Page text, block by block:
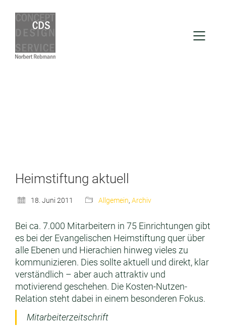
Heimstiftung aktuell
18. Juni 2011 Allgemein, Archiv
Bei ca. 7.000 Mitarbeitern in 75 Einrichtungen gibt
es bei der Evangelischen Heimstiftung quer über
alle Ebenen und Hierachien hinweg vieles zu
kommunizieren. Dies sollte aktuell und direkt, klar
verständlich – aber auch attraktiv und
motivierend geschehen. Die Kosten-Nutzen-
Relation steht dabei in einem besonderen Fokus.
Mitarbeiterzeitschrift